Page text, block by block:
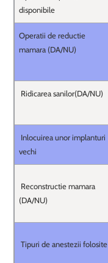
disponibile
Operatii de reductie
mamara (DA/NU)
Ridicarea sanilor(DA/NU)
Inlocuirea unor implanturi
vechi
Reconstructie mamara
(DA/NU)
Tipuri de anestezii folosite